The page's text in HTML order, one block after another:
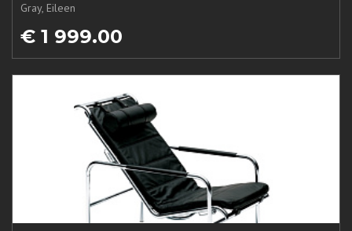
Gray, Eileen
€ 1 999.00